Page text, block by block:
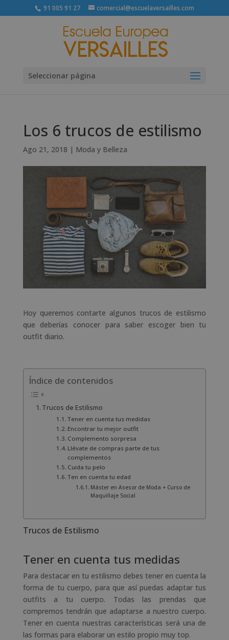
91 005 91 27 comercial@escuelaversailles.com
Seleccionar página
Los 6 trucos de estilismo
Ago 21, 2018 | Moda y Belleza
Hoy queremos contarte algunos trucos de estilismo
que deberías conocer para saber escoger bien tu
outfit diario.
Índice de contenidos
Trucos de Estilismo
Tener en cuenta tus medidas
Encontrar tu mejor outfit
Complemento sorpresa
Llévate de compras parte de tus
complementos
Cuida tu pelo
Ten en cuenta tu edad
Máster en Asesor de Moda + Curso de
Maquillaje Social
Trucos de Estilismo
Tener en cuenta tus medidas
Para destacar en tu estilismo debes tener en cuenta la
forma de tu cuerpo, para que así puedas adaptar tus
outfits a tu cuerpo. Todas las prendas que
compremos tendrán que adaptarse a nuestro cuerpo.
Tener en cuenta nuestras características será una de
las formas para elaborar un estilo propio muy top.